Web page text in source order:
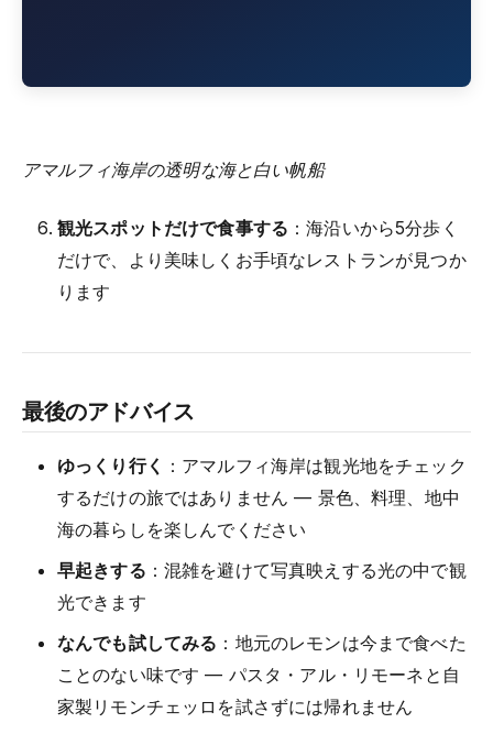
アマルフィ海岸の透明な海と白い帆船
観光スポットだけで食事する ：海沿いから5分歩く
だけで、より美味しくお手頃なレストランが見つか
ります
最後のアドバイス
ゆっくり行く ：アマルフィ海岸は観光地をチェック
するだけの旅ではありません — 景色、料理、地中
海の暮らしを楽しんでください
早起きする ：混雑を避けて写真映えする光の中で観
光できます
なんでも試してみる ：地元のレモンは今まで食べた
ことのない味です — パスタ・アル・リモーネと自
家製リモンチェッロを試さずには帰れません